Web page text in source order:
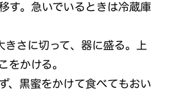
す。急いでいるときは冷蔵庫
きさに切って、器に盛る。上
をかける。
、黒蜜をかけて食べてもおい